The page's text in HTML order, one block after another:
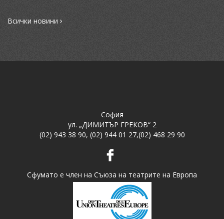
Всички новини ›
София
ул. „ДИМИТЪР ГРЕКОВ“ 2
(02) 943 38 90, (02) 944 01 27,(02) 468 29 90
Сфумато е член на Съюза на театрите на Европа